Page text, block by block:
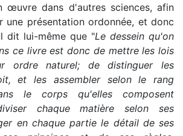
œuvre dans d'autres sciences, afin
une présentation ordonnée, et donc
dit lui-même que "Le dessein qu'on
ce livre est donc de mettre les lois
ordre naturel; de distinguer les
et les assembler selon le rang
le corps qu'elles composent
chaque matière selon ses
en chaque partie le détail de ses